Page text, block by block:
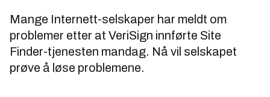
Mange Internett-selskaper har meldt om
problemer etter at VeriSign innførte Site
Finder-tjenesten mandag. Nå vil selskapet
prøve å løse problemene.